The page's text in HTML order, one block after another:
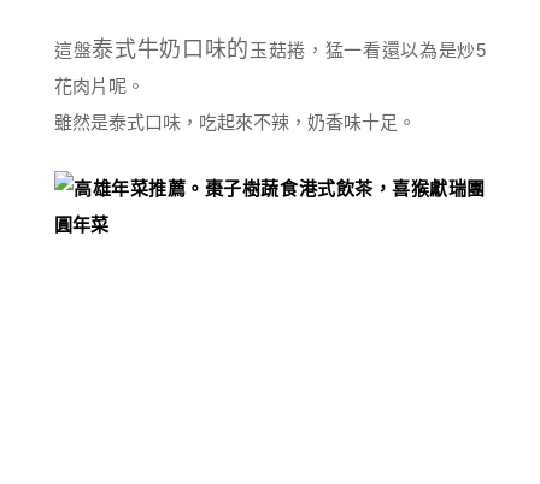
這盤泰式牛奶口味的玉菇捲，猛一看還以為是炒5
花肉片呢。
雖然是泰式口味，吃起來不辣，奶香味十足。